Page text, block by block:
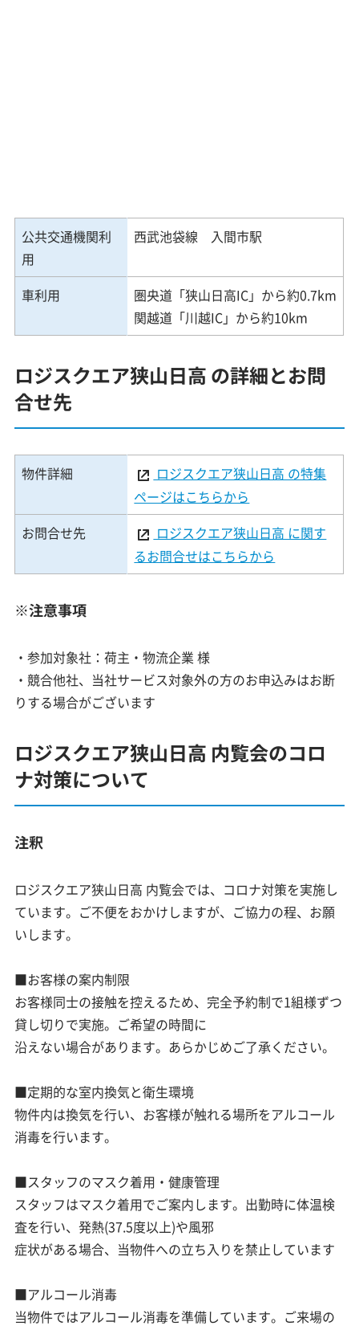
公共交通機関利
用
西武池袋線 入間市駅
車利用
圏央道「狭山日高IC」から約0.7km
関越道「川越IC」から約10km
ロジスクエア狭山日高 の詳細とお問
合せ先
物件詳細
ロジスクエア狭山日高 の特集
ページはこちらから
お問合せ先
ロジスクエア狭山日高 に関す
るお問合せはこちらから
※注意事項
・参加対象社：荷主・物流企業 様
・競合他社、当社サービス対象外の方のお申込みはお断
りする場合がございます
ロジスクエア狭山日高 内覧会のコロ
ナ対策について
注釈
ロジスクエア狭山日高 内覧会では、コロナ対策を実施し
ています。ご不便をおかけしますが、ご協力の程、お願
いします。
■お客様の案内制限
お客様同士の接触を控えるため、完全予約制で1組様ずつ
貸し切りで実施。ご希望の時間に
沿えない場合があります。あらかじめご了承ください。
■定期的な室内換気と衛生環境
物件内は換気を行い、お客様が触れる場所をアルコール
消毒を行います。
■スタッフのマスク着用・健康管理
スタッフはマスク着用でご案内します。出勤時に体温検
査を行い、発熱(37.5度以上)や風邪
症状がある場合、当物件への立ち入りを禁止しています
■アルコール消毒
当物件ではアルコール消毒を準備しています。ご来場の